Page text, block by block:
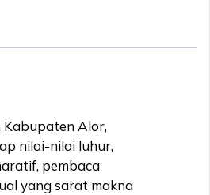
Kabupaten Alor,
nilai-nilai luhur,
pembaca
yang sarat makna